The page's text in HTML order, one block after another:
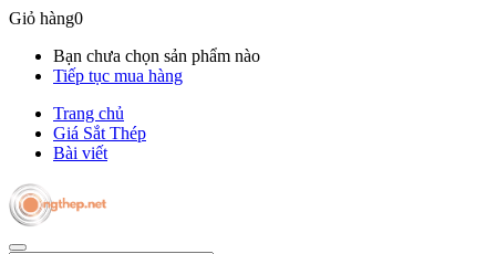
Giỏ hàng0
Bạn chưa chọn sản phẩm nào
Tiếp tục mua hàng
Trang chủ
Giá Sắt Thép
Bài viết